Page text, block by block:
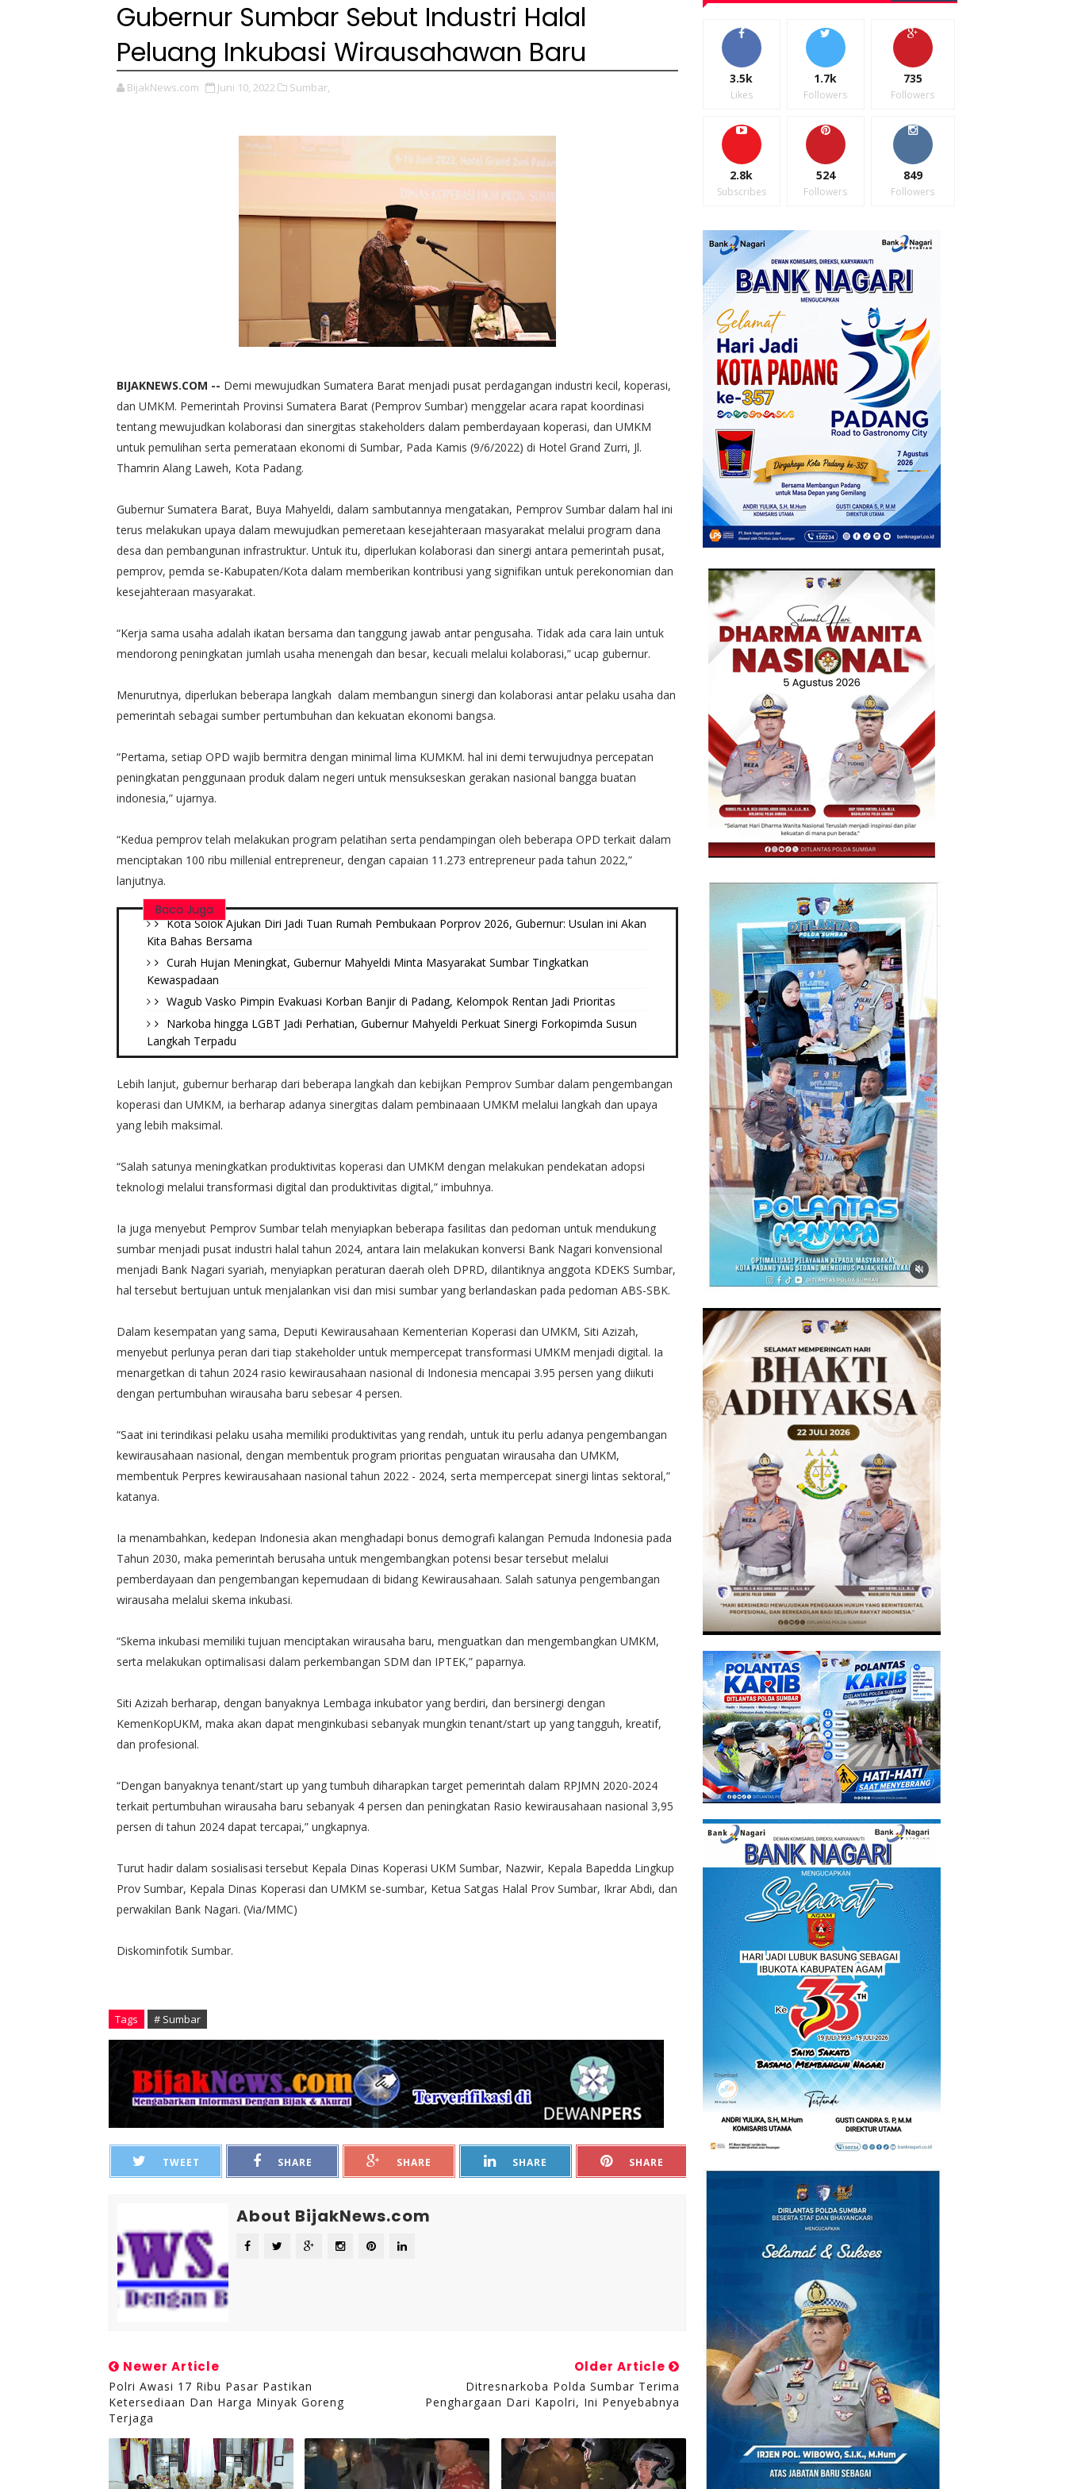
Gubernur Sumbar Sebut Industri Halal
Peluang Inkubasi Wirausahawan Baru
BijakNews.com Juni 10, 2022 Sumbar,
BIJAKNEWS.COM -- Demi mewujudkan Sumatera Barat menjadi pusat perdagangan industri kecil, koperasi,
dan UMKM. Pemerintah Provinsi Sumatera Barat (Pemprov Sumbar) menggelar acara rapat koordinasi
tentang mewujudkan kolaborasi dan sinergitas stakeholders dalam pemberdayaan koperasi, dan UMKM
untuk pemulihan serta pemerataan ekonomi di Sumbar, Pada Kamis (9/6/2022) di Hotel Grand Zurri, Jl.
Thamrin Alang Laweh, Kota Padang.
Gubernur Sumatera Barat, Buya Mahyeldi, dalam sambutannya mengatakan, Pemprov Sumbar dalam hal ini
terus melakukan upaya dalam mewujudkan pemeretaan kesejahteraan masyarakat melalui program dana
desa dan pembangunan infrastruktur. Untuk itu, diperlukan kolaborasi dan sinergi antara pemerintah pusat,
pemprov, pemda se-Kabupaten/Kota dalam memberikan kontribusi yang signifikan untuk perekonomian dan
kesejahteraan masyarakat.
“Kerja sama usaha adalah ikatan bersama dan tanggung jawab antar pengusaha. Tidak ada cara lain untuk
mendorong peningkatan jumlah usaha menengah dan besar, kecuali melalui kolaborasi,” ucap gubernur.
Menurutnya, diperlukan beberapa langkah dalam membangun sinergi dan kolaborasi antar pelaku usaha dan
pemerintah sebagai sumber pertumbuhan dan kekuatan ekonomi bangsa.
“Pertama, setiap OPD wajib bermitra dengan minimal lima KUMKM. hal ini demi terwujudnya percepatan
peningkatan penggunaan produk dalam negeri untuk mensukseskan gerakan nasional bangga buatan
indonesia,” ujarnya.
“Kedua pemprov telah melakukan program pelatihan serta pendampingan oleh beberapa OPD terkait dalam
menciptakan 100 ribu millenial entrepreneur, dengan capaian 11.273 entrepreneur pada tahun 2022,”
lanjutnya.
Baca Juga
Kota Solok Ajukan Diri Jadi Tuan Rumah Pembukaan Porprov 2026, Gubernur: Usulan ini Akan
Kita Bahas Bersama
Curah Hujan Meningkat, Gubernur Mahyeldi Minta Masyarakat Sumbar Tingkatkan
Kewaspadaan
Wagub Vasko Pimpin Evakuasi Korban Banjir di Padang, Kelompok Rentan Jadi Prioritas
Narkoba hingga LGBT Jadi Perhatian, Gubernur Mahyeldi Perkuat Sinergi Forkopimda Susun
Langkah Terpadu
Lebih lanjut, gubernur berharap dari beberapa langkah dan kebijkan Pemprov Sumbar dalam pengembangan
koperasi dan UMKM, ia berharap adanya sinergitas dalam pembinaaan UMKM melalui langkah dan upaya
yang lebih maksimal.
“Salah satunya meningkatkan produktivitas koperasi dan UMKM dengan melakukan pendekatan adopsi
teknologi melalui transformasi digital dan produktivitas digital,” imbuhnya.
Ia juga menyebut Pemprov Sumbar telah menyiapkan beberapa fasilitas dan pedoman untuk mendukung
sumbar menjadi pusat industri halal tahun 2024, antara lain melakukan konversi Bank Nagari konvensional
menjadi Bank Nagari syariah, menyiapkan peraturan daerah oleh DPRD, dilantiknya anggota KDEKS Sumbar,
hal tersebut bertujuan untuk menjalankan visi dan misi sumbar yang berlandaskan pada pedoman ABS-SBK.
Dalam kesempatan yang sama, Deputi Kewirausahaan Kementerian Koperasi dan UMKM, Siti Azizah,
menyebut perlunya peran dari tiap stakeholder untuk mempercepat transformasi UMKM menjadi digital. Ia
menargetkan di tahun 2024 rasio kewirausahaan nasional di Indonesia mencapai 3.95 persen yang diikuti
dengan pertumbuhan wirausaha baru sebesar 4 persen.
“Saat ini terindikasi pelaku usaha memiliki produktivitas yang rendah, untuk itu perlu adanya pengembangan
kewirausahaan nasional, dengan membentuk program prioritas penguatan wirausaha dan UMKM,
membentuk Perpres kewirausahaan nasional tahun 2022 - 2024, serta mempercepat sinergi lintas sektoral,”
katanya.
Ia menambahkan, kedepan Indonesia akan menghadapi bonus demografi kalangan Pemuda Indonesia pada
Tahun 2030, maka pemerintah berusaha untuk mengembangkan potensi besar tersebut melalui
pemberdayaan dan pengembangan kepemudaan di bidang Kewirausahaan. Salah satunya pengembangan
wirausaha melalui skema inkubasi.
“Skema inkubasi memiliki tujuan menciptakan wirausaha baru, menguatkan dan mengembangkan UMKM,
serta melakukan optimalisasi dalam perkembangan SDM dan IPTEK,” paparnya.
Siti Azizah berharap, dengan banyaknya Lembaga inkubator yang berdiri, dan bersinergi dengan
KemenKopUKM, maka akan dapat menginkubasi sebanyak mungkin tenant/start up yang tangguh, kreatif,
dan profesional.
“Dengan banyaknya tenant/start up yang tumbuh diharapkan target pemerintah dalam RPJMN 2020-2024
terkait pertumbuhan wirausaha baru sebanyak 4 persen dan peningkatan Rasio kewirausahaan nasional 3,95
persen di tahun 2024 dapat tercapai,” ungkapnya.
Turut hadir dalam sosialisasi tersebut Kepala Dinas Koperasi UKM Sumbar, Nazwir, Kepala Bapedda Lingkup
Prov Sumbar, Kepala Dinas Koperasi dan UMKM se-sumbar, Ketua Satgas Halal Prov Sumbar, Ikrar Abdi, dan
perwakilan Bank Nagari. (Via/MMC)
Diskominfotik Sumbar.
Tags # Sumbar
TWEET SHARE SHARE SHARE SHARE
About BijakNews.com
Newer Article
Polri Awasi 17 Ribu Pasar Pastikan
Ketersediaan Dan Harga Minyak Goreng
Terjaga
Older Article
Ditresnarkoba Polda Sumbar Terima
Penghargaan Dari Kapolri, Ini Penyebabnya
3.5k
Likes
1.7k
Followers
735
Followers
2.8k
Subscribes
524
Followers
849
Followers